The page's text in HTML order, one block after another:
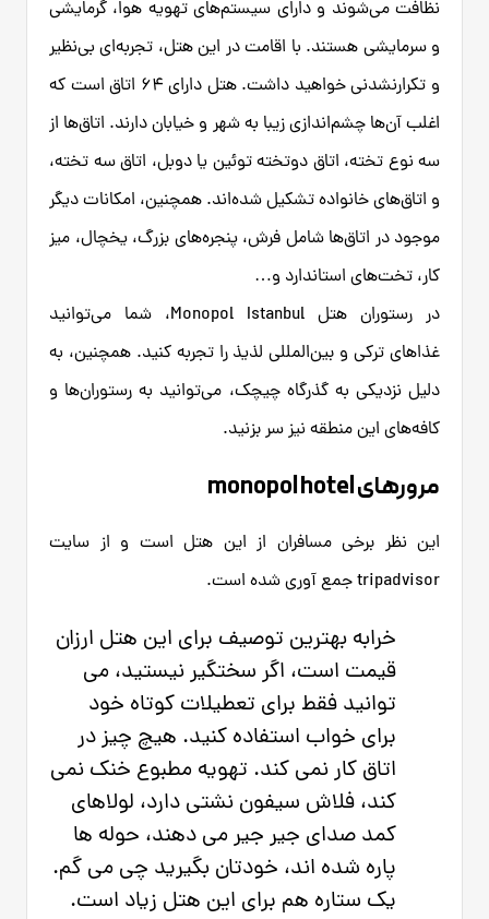
نظافت می‌شوند و دارای سیستم‌های تهویه هوا، گرمایشی
و سرمایشی هستند. با اقامت در این هتل، تجربه‌ای بی‌نظیر
و تکرارنشدنی خواهید داشت. هتل دارای ۶۴ اتاق است که
اغلب آن‌ها چشم‌اندازی زیبا به شهر و خیابان دارند. اتاق‌ها از
سه نوع تخته، اتاق دوتخته توئین یا دوبل، اتاق سه تخته،
و اتاق‌های خانواده تشکیل شده‌اند. همچنین، امکانات دیگر
موجود در اتاق‌ها شامل فرش، پنجره‌های بزرگ، یخچال، میز
کار، تخت‌های استاندارد و…
در رستوران هتل Monopol Istanbul، شما می‌توانید
غذاهای ترکی و بین‌المللی لذیذ را تجربه کنید. همچنین، به
دلیل نزدیکی به گذرگاه چیچک، می‌توانید به رستوران‌ها و
کافه‌های این منطقه نیز سر بزنید.
مرورهای monopol hotel
این نظر برخی مسافران از این هتل است و از سایت
tripadvisor جمع آوری شده است.
خرابه بهترین توصیف برای این هتل ارزان
قیمت است، اگر سختگیر نیستید، می
توانید فقط برای تعطیلات کوتاه خود
برای خواب استفاده کنید. هیچ چیز در
اتاق کار نمی کند. تهویه مطبوع خنک نمی
کند، فلاش سیفون نشتی دارد، لولاهای
کمد صدای جیر جیر می دهند، حوله ها
پاره شده اند، خودتان بگیرید چی می گم.
یک ستاره هم برای این هتل زیاد است.